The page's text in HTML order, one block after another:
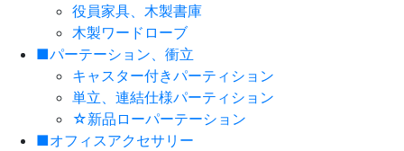
役員家具、木製書庫
木製ワードローブ
■パーテーション、衝立
キャスター付きパーティション
単立、連結仕様パーティション
☆新品ローパーテーション
■オフィスアクセサリー